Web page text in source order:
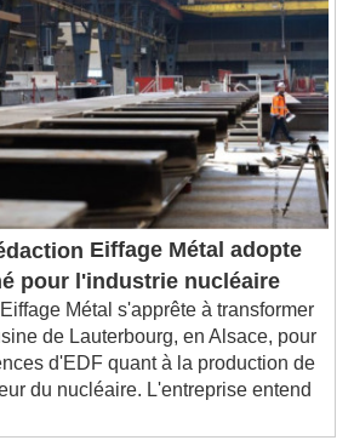
off, selected
, opens subtitles
dialog
off, selected
Fullscreen
window.
window. Escape will cancel
window.
Eiffage Métal adopte
pour l'industrie nucléaire
Métal s'apprête à transformer
de Lauterbourg, en Alsace, pour
d'EDF quant à la production de
du nucléaire. L'entreprise entend